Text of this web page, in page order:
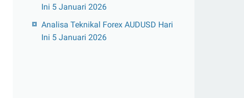
Ini 5 Januari 2026
Analisa Teknikal Forex AUDUSD Hari
Ini 5 Januari 2026